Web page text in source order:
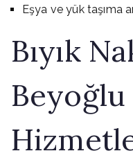
Eşya ve yük taşıma
Bıyık